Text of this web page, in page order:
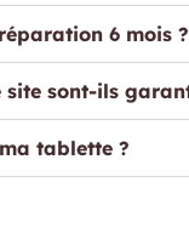
6 mois ?
site sont-ils
tablette ?